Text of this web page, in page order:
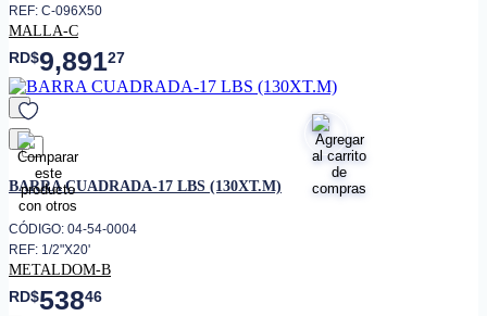
REF: C-096X50
MALLA-C
RD$9,89127
favorito
BARRA CUADRADA-17 LBS (130XT.M)
CÓDIGO: 04-54-0004
REF: 1/2"X20'
METALDOM-B
RD$53846